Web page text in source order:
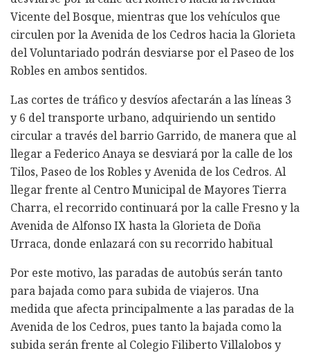
Vicente del Bosque, mientras que los vehículos que
circulen por la Avenida de los Cedros hacia la Glorieta
del Voluntariado podrán desviarse por el Paseo de los
Robles en ambos sentidos.
Las cortes de tráfico y desvíos afectarán a las líneas 3
y 6 del transporte urbano, adquiriendo un sentido
circular a través del barrio Garrido, de manera que al
llegar a Federico Anaya se desviará por la calle de los
Tilos, Paseo de los Robles y Avenida de los Cedros. Al
llegar frente al Centro Municipal de Mayores Tierra
Charra, el recorrido continuará por la calle Fresno y la
Avenida de Alfonso IX hasta la Glorieta de Doña
Urraca, donde enlazará con su recorrido habitual
Por este motivo, las paradas de autobús serán tanto
para bajada como para subida de viajeros. Una
medida que afecta principalmente a las paradas de la
Avenida de los Cedros, pues tanto la bajada como la
subida serán frente al Colegio Filiberto Villalobos y